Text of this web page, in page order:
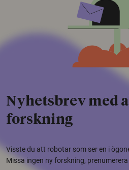
Nyhetsbrev med
forskning
Visste du att robotar som ser en i
Missa ingen ny forskning,